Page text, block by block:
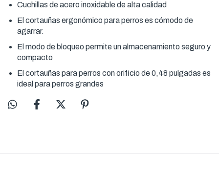
Cuchillas de acero inoxidable de alta calidad
El cortauñas ergonómico para perros es cómodo de
agarrar.
El modo de bloqueo permite un almacenamiento seguro y
compacto
El cortauñas para perros con orificio de 0,48 pulgadas es
ideal para perros grandes